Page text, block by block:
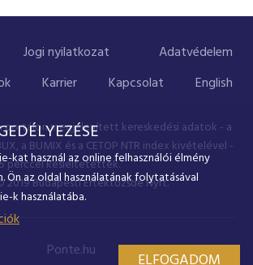
Jogi nyilatkozat
Adatvédelem
Karrier Kapcsolat English
portálon megjelenített kereskedési adatok - a
a BUMIX és a CETOP NTR index kivételével -
perccel késleltetettek.
2019 Budapesti Értéktőzsde Nyrt.
Ponte.hu
kat használ az online felhasználói élmény
Ön az oldal használatának folytatásával
k használatába.
ELFOGADOM